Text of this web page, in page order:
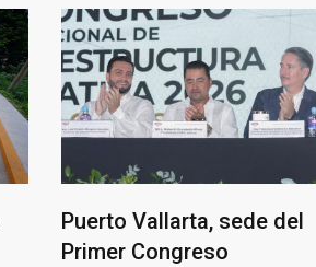
Puerto Vallarta, sede del
Primer Congreso